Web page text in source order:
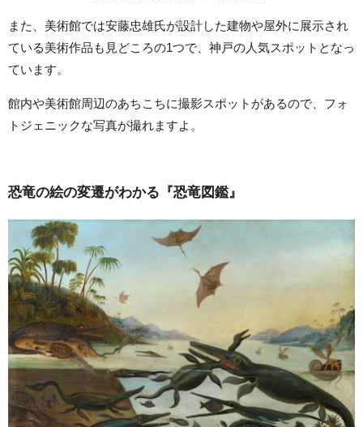
また、美術館では安藤忠雄氏が設計した建物や屋外に展示され
ている美術作品も見どころの1つで、神戸の人気スポットとなっ
ています。
館内や美術館周辺のあちこちに撮影スポットがあるので、フォ
トジェニックな写真が撮れますよ。
恐竜の絵の変遷がわかる『恐竜図鑑』